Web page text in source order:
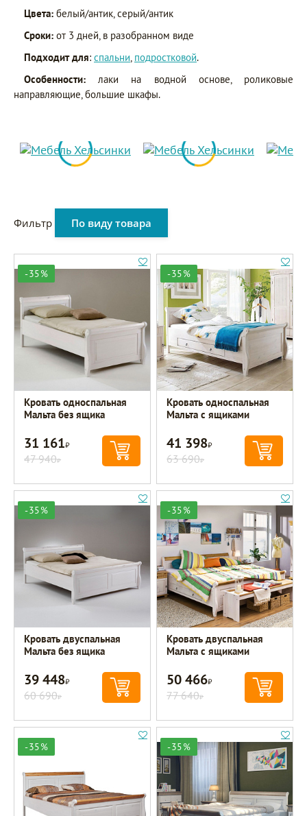
Цвета: белый/антик, серый/антик
Сроки: от 3 дней, в разобранном виде
Подходит для: спальни, подростковой.
Особенности: лаки на водной основе, роликовые
направляющие, большие шкафы.
Фильтр По виду товара
-35%
Кровать односпальная
Мальта без ящика
31 161Р
47 940Р
-35%
Кровать односпальная
Мальта с ящиками
41 398Р
63 690Р
-35%
Кровать двуспальная
Мальта без ящика
39 448Р
60 690Р
-35%
Кровать двуспальная
Мальта с ящиками
50 466Р
77 640Р
-35% -35%